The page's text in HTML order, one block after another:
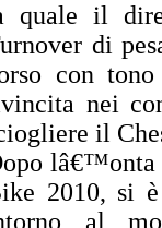
quale il
di
con
nei
il
lâ€™onta
2010, si
al